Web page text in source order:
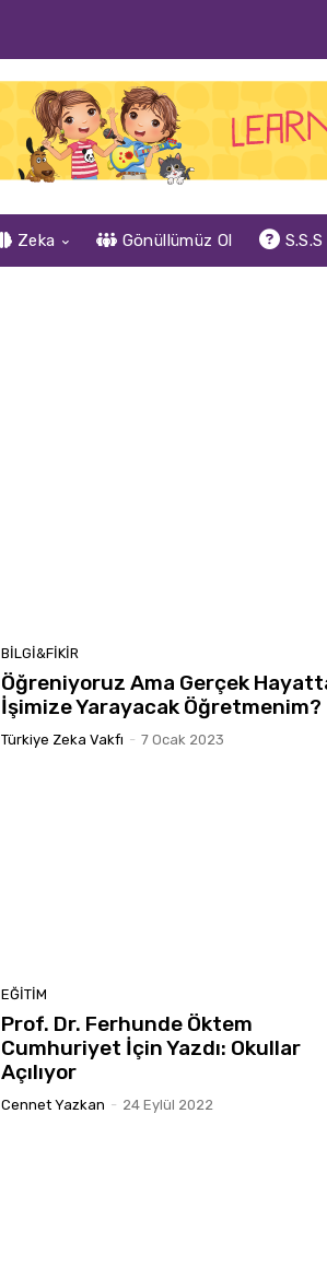
Zeka Gönüllümüz Ol S.S.S
BILGI&FIKIR
Öğreniyoruz Ama Gerçek
İşimize Yarayacak Öğretmenim?
Türkiye Zeka Vakfı - 7 Ocak 2023
EĞITIM
Prof. Dr. Ferhunde Öktem
Cumhuriyet İçin Yazdı: Okullar
Açılıyor
Cennet Yazkan - 24 Eylül 2022